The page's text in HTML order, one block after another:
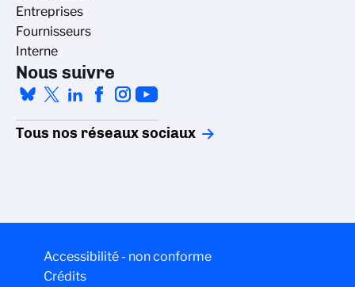
Entreprises
Fournisseurs
Interne
Nous suivre
Tous nos réseaux sociaux
Accessibilité - non conforme
Crédits